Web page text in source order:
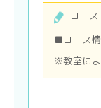
コース
■コース
※教室によ